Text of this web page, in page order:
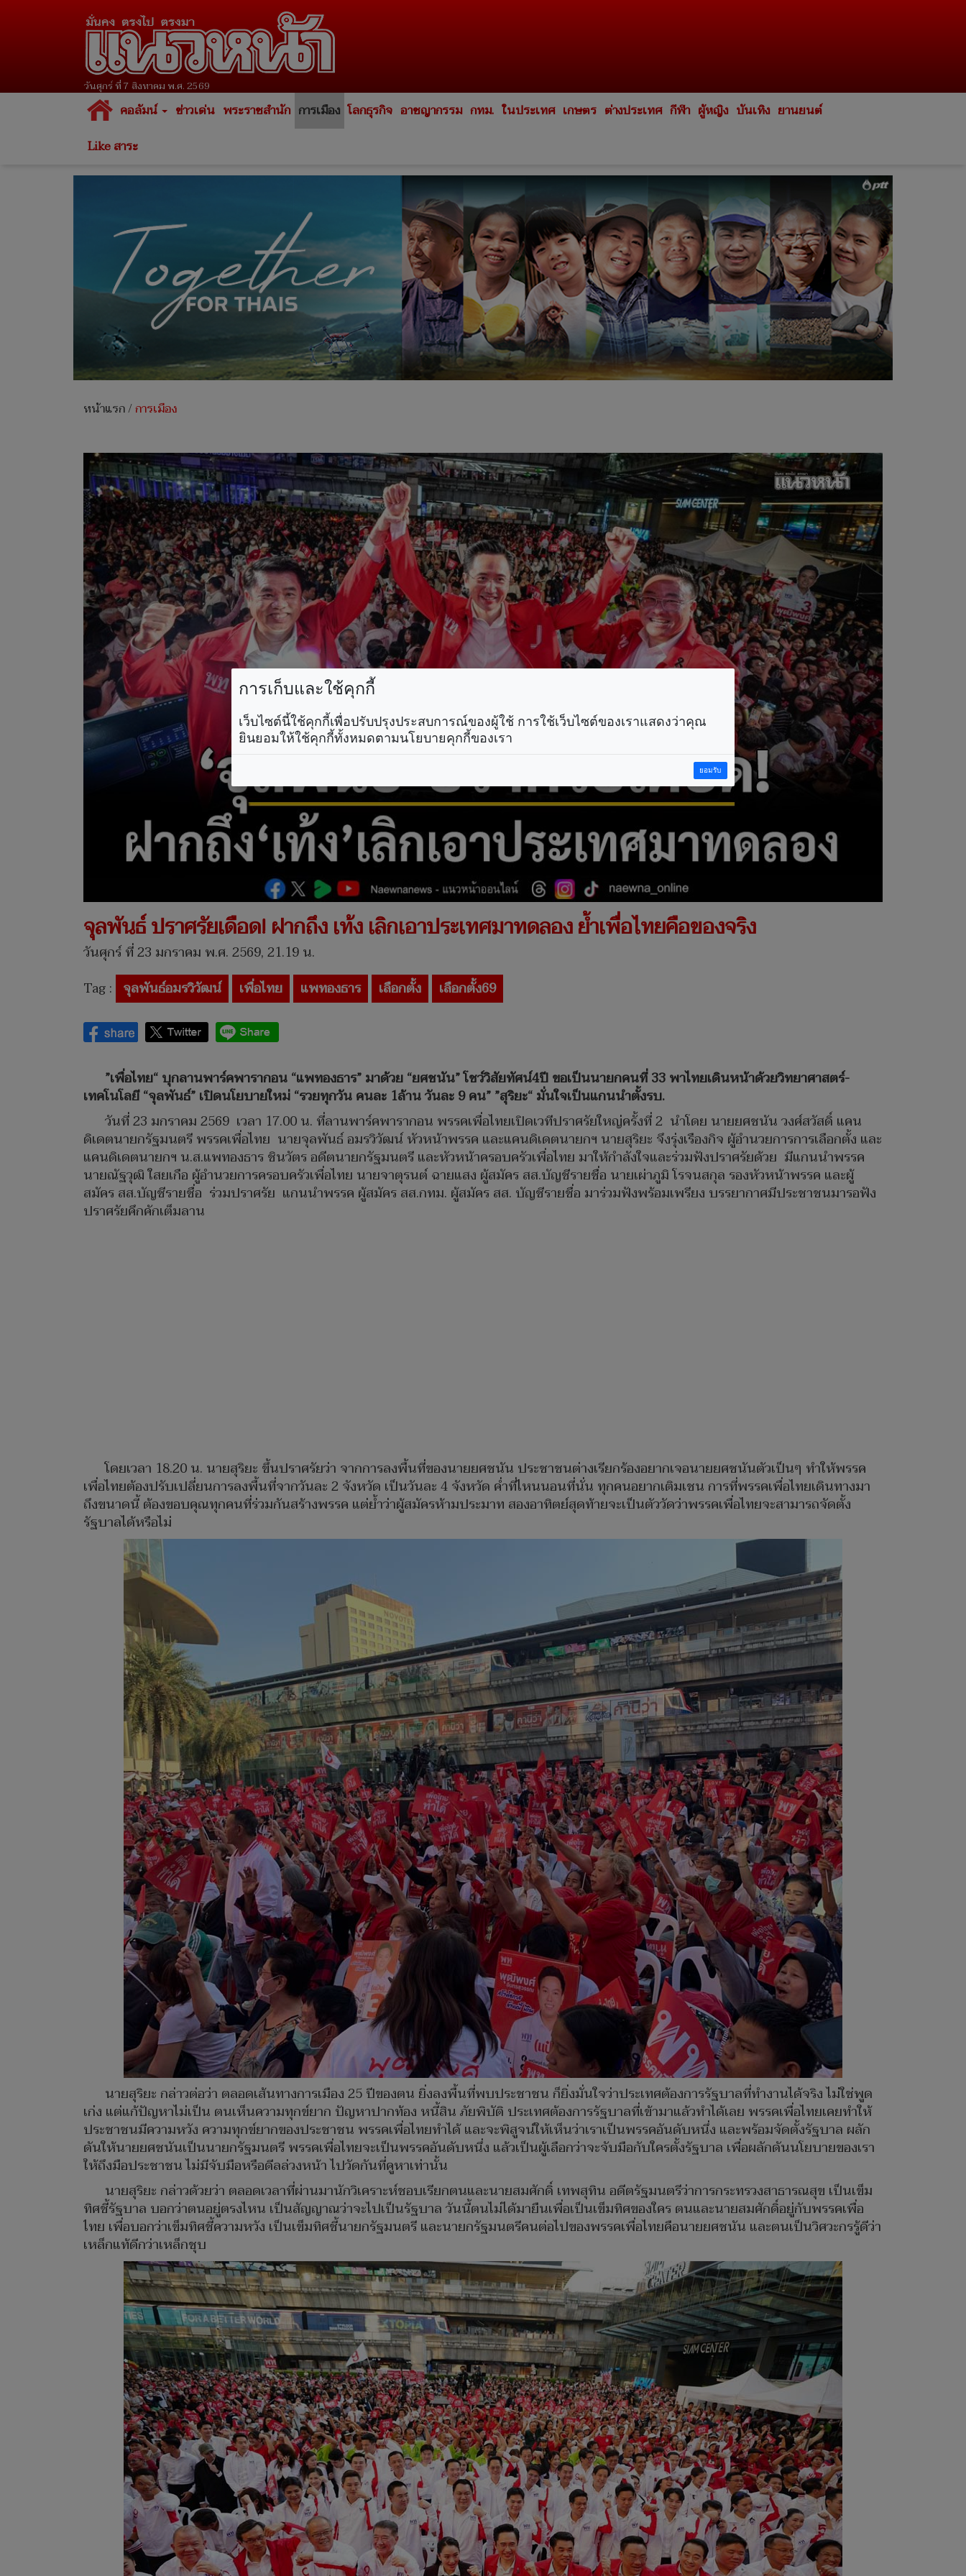
วันศุกร์ ที่ 7 สิงหาคม พ.ศ. 2569
คอลัมน์ ข่าวเด่น พระราชสำนัก การเมือง โลกธุรกิจ อาชญากรรม กทม. ในประเทศ เกษตร ต่างประเทศ กีฬา ผู้หญิง บันเทิง ยานยนต์
Like สาระ
หน้าแรก/การเมือง
จุลพันธ์ ปราศรัยเดือด! ฝากถึง เท้ง เลิกเอาประเทศมาทดลอง ย้ำเพื่อไทยคือของจริง
วันศุกร์ ที่ 23 มกราคม พ.ศ. 2569, 21.19 น.
Tag : จุลพันธ์อมรวิวัฒน์ เพื่อไทย แพทองธาร เลือกตั้ง เลือกตั้ง69
”เพื่อไทย“ บุกลานพาร์คพารากอน “แพทองธาร” มาด้วย “ยศชนัน” โชว์วิสัยทัศน์4ปี ขอเป็นนายกคนที่ 33 พาไทยเดินหน้าด้วยวิทยาศาสตร์-
เทคโนโลยี “จุลพันธ์” เปิดนโยบายใหม่ “รวยทุกวัน คนละ 1ล้าน วันละ 9 คน” ”สุริยะ“ มั่นใจเป็นแกนนำตั้งรบ.
วันที่ 23 มกราคม 2569 เวลา 17.00 น. ที่ลานพาร์คพารากอน พรรคเพื่อไทยเปิดเวทีปราศรัยใหญ่ครั้งที่ 2 นำโดย นายยศชนัน วงศ์สวัสดิ์ แคน
ดิเดตนายกรัฐมนตรี พรรคเพื่อไทย นายจุลพันธ์ อมรวิวัฒน์ หัวหน้าพรรค และแคนดิเดตนายกฯ นายสุริยะ จึงรุ่งเรืองกิจ ผู้อำนวยการการเลือกตั้ง และ
แคนดิเดตนายกฯ น.ส.แพทองธาร ชินวัตร อดีตนายกรัฐมนตรี และหัวหน้าครอบครัวเพื่อไทย มาให้กำลังใจและร่วมฟังปราศรัยด้วย มีแกนนำพรรค
นายณัฐวุฒิ ใสยเกือ ผู้อำนวยการครอบครัวเพื่อไทย นายจาตุรนต์ ฉายแสง ผู้สมัคร สส.บัญชีรายชื่อ นายเผ่าภูมิ โรจนสกุล รองหัวหน้าพรรค และผู้
สมัคร สส.บัญชีรายชื่อ ร่วมปราศรัย แกนนำพรรค ผู้สมัคร สส.กทม. ผู้สมัคร สส. บัญชีรายชื่อ มาร่วมฟังพร้อมเพรียง บรรยากาศมีประชาชนมารอฟัง
ปราศรัยคึกคักเต็มลาน
โดยเวลา 18.20 น. นายสุริยะ ขึ้นปราศรัยว่า จากการลงพื้นที่ของนายยศชนัน ประชาชนต่างเรียกร้องอยากเจอนายยศชนันตัวเป็นๆ ทำให้พรรค
เพื่อไทยต้องปรับเปลี่ยนการลงพื้นที่จากวันละ 2 จังหวัด เป็นวันละ 4 จังหวัด ค่ำที่ไหนนอนที่นั่น ทุกคนอยากเติมเชน การที่พรรคเพื่อไทยเดินทางมา
ถึงขนาดนี้ ต้องขอบคุณทุกคนที่ร่วมกันสร้างพรรค แต่ย้ำว่าผู้สมัครห้ามประมาท สองอาทิตย์สุดท้ายจะเป็นตัววัดว่าพรรคเพื่อไทยจะสามารถจัดตั้ง
รัฐบาลได้หรือไม่
นายสุริยะ กล่าวต่อว่า ตลอดเส้นทางการเมือง 25 ปีของตน ยิ่งลงพื้นที่พบประชาชน ก็ยิ่งมั่นใจว่าประเทศต้องการรัฐบาลที่ทำงานได้จริง ไม่ใช่พูด
เก่ง แต่แก้ปัญหาไม่เป็น ตนเห็นความทุกข์ยาก ปัญหาปากท้อง หนี้สิน ภัยพิบัติ ประเทศต้องการรัฐบาลที่เข้ามาแล้วทำได้เลย พรรคเพื่อไทยเคยทำให้
ประชาชนมีความหวัง ความทุกข์ยากของประชาชน พรรคเพื่อไทยทำได้ และจะพิสูจน์ให้เห็นว่าเราเป็นพรรคอันดับหนึ่ง และพร้อมจัดตั้งรัฐบาล ผลัก
ดันให้นายยศชนันเป็นนายกรัฐมนตรี พรรคเพื่อไทยจะเป็นพรรคอันดับหนึ่ง แล้วเป็นผู้เลือกว่าจะจับมือกับใครตั้งรัฐบาล เพื่อผลักดันนโยบายของเรา
ให้ถึงมือประชาชน ไม่มีจับมือหรือดีลล่วงหน้า ไปวัดกันที่คูหาเท่านั้น
นายสุริยะ กล่าวด้วยว่า ตลอดเวลาที่ผ่านมานักวิเคราะห์ชอบเรียกตนและนายสมศักดิ์ เทพสุทิน อดีตรัฐมนตรีว่าการกระทรวงสาธารณสุข เป็นเข็ม
ทิศชี้รัฐบาล บอกว่าตนอยู่ตรงไหน เป็นสัญญาณว่าจะไปเป็นรัฐบาล วันนี้ตนไม่ได้มายืนเพื่อเป็นเข็มทิศของใคร ตนและนายสมศักดิ์อยู่กับพรรคเพื่อ
ไทย เพื่อบอกว่าเข็มทิศชี้ความหวัง เป็นเข็มทิศชี้นายกรัฐมนตรี และนายกรัฐมนตรีคนต่อไปของพรรคเพื่อไทยคือนายยศชนัน และตนเป็นวิศวะกรรู้ดีว่า
เหล็กแท้ดีกว่าเหล็กชุบ
การเก็บและใช้คุกกี้
เว็บไซต์นี้ใช้คุกกี้เพื่อปรับปรุงประสบการณ์ของผู้ใช้ การใช้เว็บไซต์ของเราแสดงว่าคุณ
ยินยอมให้ใช้คุกกี้ทั้งหมดตามนโยบายคุกกี้ของเรา
ยอมรับ